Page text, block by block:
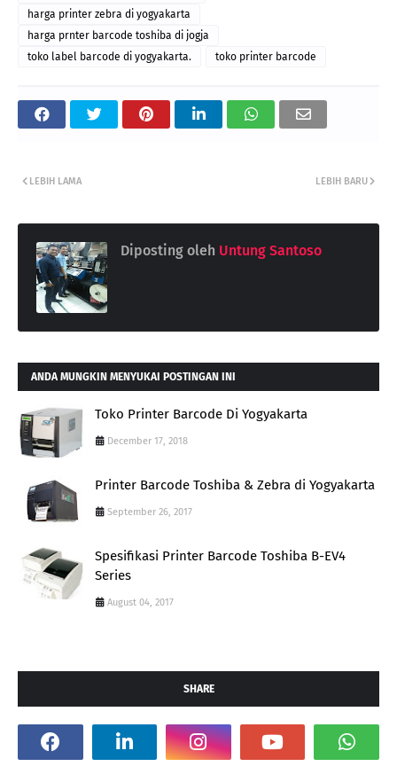
harga printer zebra di yogyakarta
harga prnter barcode toshiba di jogja
toko label barcode di yogyakarta.
toko printer barcode
LEBIH BARU
LEBIH LAMA
Diposting oleh Untung Santoso
ANDA MUNGKIN MENYUKAI POSTINGAN INI
Toko Printer Barcode Di Yogyakarta
December 17, 2018
Printer Barcode Toshiba & Zebra di Yogyakarta
September 26, 2017
Spesifikasi Printer Barcode Toshiba B-EV4
Series
August 04, 2017
SHARE